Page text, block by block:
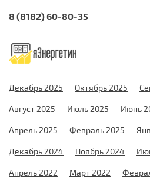
8 (8182) 60-80-35
Декабрь 2025 Октябрь 2025
Август 2025 Июль 2025 Июнь
Апрель 2025 Февраль 2025
Декабрь 2024 Ноябрь 2024
Апрель 2022 Март 2022